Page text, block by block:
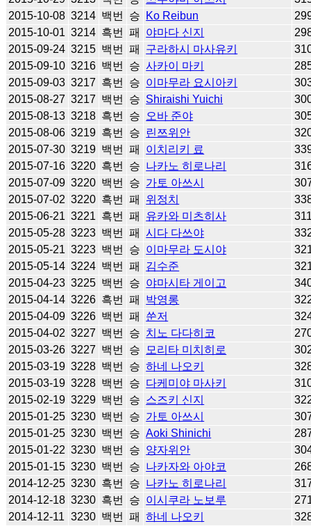
2015-10-08 3214 백번 승 Ko Reibun
2015-10-01 3214 흑번 패 야마다 신지
2015-09-24 3215 백번 패 구라하시 마사유키
2015-09-10 3216 백번 승 사카이 마키
2015-09-03 3217 흑번 승 이마무라 요시아키
2015-08-27 3217 백번 승 Shiraishi Yuichi
2015-08-13 3218 흑번 승 오바 준야
2015-08-06 3219 흑번 승 린쯔위안
2015-07-30 3219 백번 패 이치리키 료
2015-07-16 3220 흑번 승 나카노 히로나리
2015-07-09 3220 백번 승 가토 아쓰시
2015-07-02 3220 흑번 패 위정치
2015-06-21 3221 흑번 패 유카와 미츠히사
2015-05-28 3223 백번 패 시다 다쓰야
2015-05-21 3223 백번 승 이마무라 도시야
2015-05-14 3224 백번 패 김수준
2015-04-23 3225 백번 승 야마시타 게이고
2015-04-14 3226 흑번 패 박영롱
2015-04-09 3226 백번 패 쑨저
2015-04-02 3227 백번 승 치노 다다히코
2015-03-26 3227 백번 승 모리타 미치히로
2015-03-19 3228 백번 승 하네 나오키
2015-03-19 3228 백번 승 다케미야 마사키
2015-02-19 3229 백번 승 스즈키 신지
2015-01-25 3230 백번 승 가토 아쓰시
2015-01-25 3230 백번 승 Aoki Shinichi
2015-01-22 3230 백번 승 양자위안
2015-01-15 3230 백번 승 나카자와 아야코
2014-12-25 3230 흑번 승 나카노 히로나리
2014-12-18 3230 흑번 승 이시쿠라 노보루
2014-12-11 3230 백번 패 하네 나오키